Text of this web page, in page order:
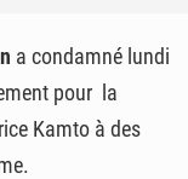
a condamné lundi
pour la
Kamto à des